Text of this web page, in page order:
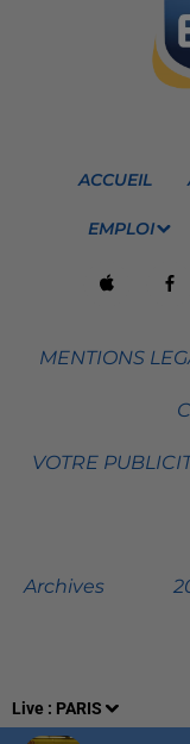
Live : PARIS
ACCUEIL
EMPLOI
MENTIONS
VOTRE
Archives